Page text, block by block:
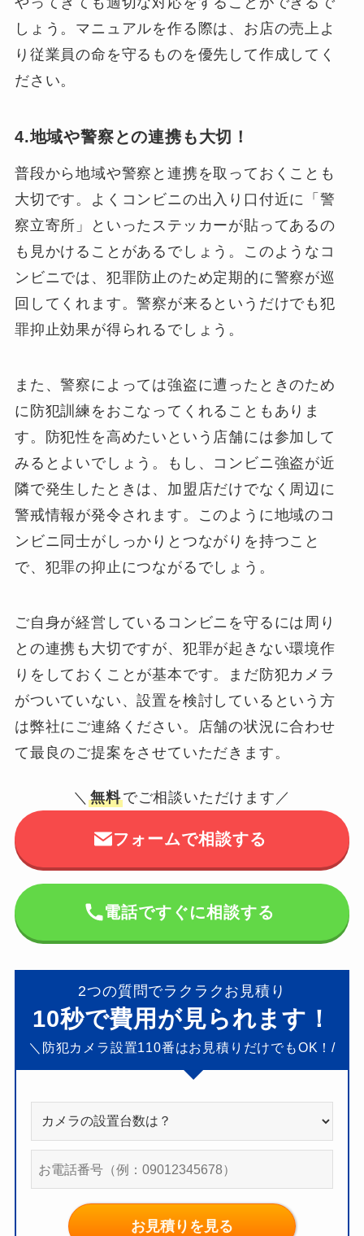
しょう。マニュアルを作る際は、お店の売上よ
り従業員の命を守るものを優先して作成してく
ださい。
4.地域や警察との連携も大切！
普段から地域や警察と連携を取っておくことも
大切です。よくコンビニの出入り口付近に「警
察立寄所」といったステッカーが貼ってあるの
も見かけることがあるでしょう。このようなコ
ンビニでは、犯罪防止のため定期的に警察が巡
回してくれます。警察が来るというだけでも犯
罪抑止効果が得られるでしょう。
また、警察によっては強盗に遭ったときのため
に防犯訓練をおこなってくれることもありま
す。防犯性を高めたいという店舗には参加して
みるとよいでしょう。もし、コンビニ強盗が近
隣で発生したときは、加盟店だけでなく周辺に
警戒情報が発令されます。このように地域のコ
ンビニ同士がしっかりとつながりを持つこと
で、犯罪の抑止につながるでしょう。
ご自身が経営しているコンビニを守るには周り
との連携も大切ですが、犯罪が起きない環境作
りをしておくことが基本です。まだ防犯カメラ
がついていない、設置を検討しているという方
は弊社にご連絡ください。店舗の状況に合わせ
て最良のご提案をさせていただきます。
＼無料でご相談いただけます／
フォームで相談する
電話ですぐに相談する
2つの質問でラクラクお見積り
10秒で費用が見られます！
＼防犯カメラ設置110番はお見積りだけでもOK！/
お見積りを見る